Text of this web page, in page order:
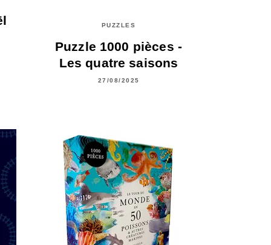
PUZZLES
Puzzle 1000 pièces -
Les quatre saisons
27/08/2025